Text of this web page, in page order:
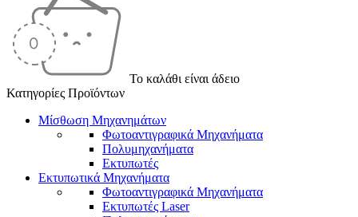
Το καλάθι είναι άδειο
Κατηγορίες Προϊόντων
Μίσθωση Μηχανημάτων
Φωτοαντιγραφικά Μηχανήματα
Πολυμηχανήματα
Εκτυπωτές
Εκτυπωτικά Μηχανήματα
Φωτοαντιγραφικά Μηχανήματα
Εκτυπωτές Laser